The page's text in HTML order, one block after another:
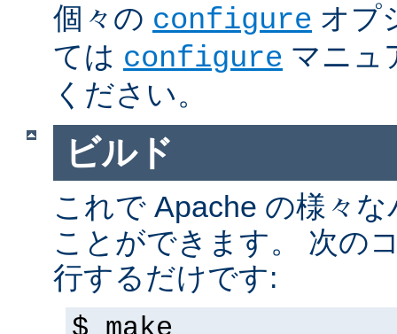
個々の configure オプ
ては configure マニュ
ください。
ビルド
これで Apache の様々
ことができます。 次の
行するだけです: